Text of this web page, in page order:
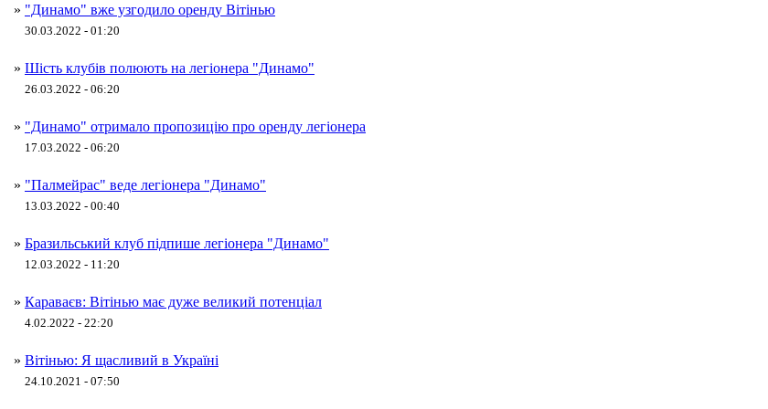
» "Динамо" вже узгодило оренду Вітінью
30.03.2022 - 01:20
» Шість клубів полюють на легіонера "Динамо"
26.03.2022 - 06:20
» "Динамо" отримало пропозицію про оренду легіонера
17.03.2022 - 06:20
» "Палмейрас" веде легіонера "Динамо"
13.03.2022 - 00:40
» Бразильський клуб підпише легіонера "Динамо"
12.03.2022 - 11:20
» Караваєв: Вітінью має дуже великий потенціал
4.02.2022 - 22:20
» Вітінью: Я щасливий в Україні
24.10.2021 - 07:50